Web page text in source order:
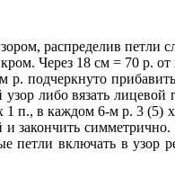
распределив
Через 18 см = 70 р.
р. подчеркнуто
либо вязать лицевой
п., в каждом 6-м р. 3
закончить
включать в узор